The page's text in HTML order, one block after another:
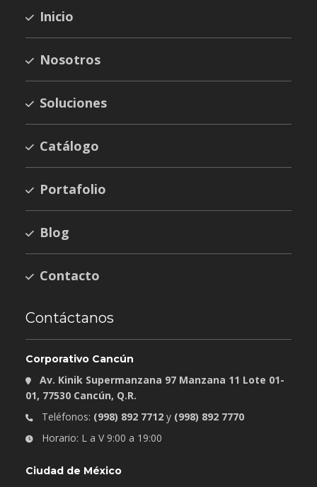
Inicio
Nosotros
Soluciones
Catálogo
Portafolio
Blog
Contacto
Contáctanos
Corporativo Cancún
Av. Kinik Supermanzana 97 Manzana 11 Lote 01-
01, 77530 Cancún, Q.R.
Teléfonos: (998) 892 7712 y (998) 892 7770
Horario: L a V 9:00 a 19:00
Ciudad de México